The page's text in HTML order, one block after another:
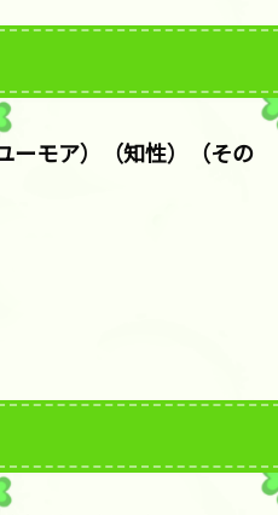
ーモア）（知性）（その